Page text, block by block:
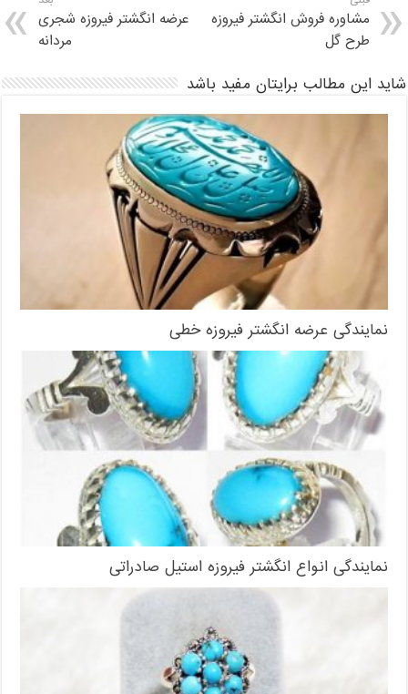
مشاوره فروش انگشتر فیروزه
طرح گل
عرضه انگشتر فیروزه شجری
مردانه
شاید این مطالب برایتان مفید باشد
نمایندگی عرضه انگشتر فیروزه خطی
نمایندگی انواع انگشتر فیروزه استیل صادراتی